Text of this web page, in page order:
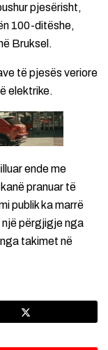
pjesërisht,
100-ditëshe,
Bruksel.
të pjesës veriore
elektrike.
ende me
pranuar të
publik ka marrë
një përgjigje nga
takimet në